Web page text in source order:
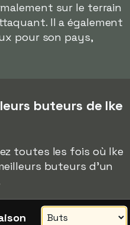
sur le terrain
Il a également
pour son pays,
buteurs de Ike
toutes les fois où Ike
buteurs d'un